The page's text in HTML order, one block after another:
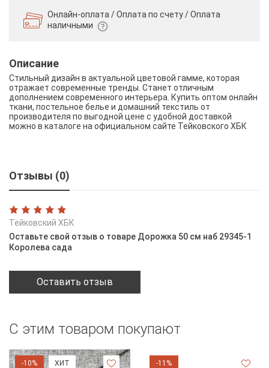
Онлайн-оплата / Оплата по счету /Оплата
наличными
Описание
Стильный дизайн в актуальной цветовой гамме, которая
отражает современные тренды. Станет отличным
дополнением современного интерьера. Купить оптом онлайн
ткани, постельное белье и домашний текстиль от
производителя по выгодной цене с удобной доставкой
можно в каталоге на официальном сайте Тейковского ХБК
Отзывы (0)
Тейковский ХБК
Оставьте свой отзыв о товаре Дорожка 50 см наб 29345-1
Королева сада
Оставить отзыв
С этим товаром покупают
-10% ХИТ -11%